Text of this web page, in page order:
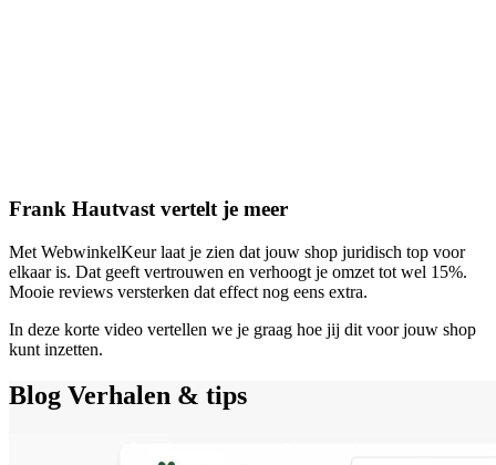
Frank Hautvast vertelt je meer
Met WebwinkelKeur laat je zien dat jouw shop juridisch top voor
elkaar is. Dat geeft vertrouwen en verhoogt je omzet tot wel 15%.
Mooie reviews versterken dat effect nog eens extra.
In deze korte video vertellen we je graag hoe jij dit voor jouw shop
kunt inzetten.
Blog Verhalen & tips